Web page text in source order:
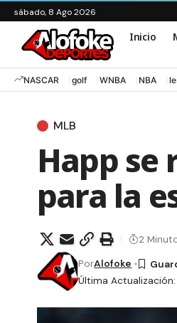
sábado, 8 Ago 2026
Inicio
NASCAR golf WNBA NBA
MLB
Happ se
para la
Última Actualización:
PorAlofoke
2